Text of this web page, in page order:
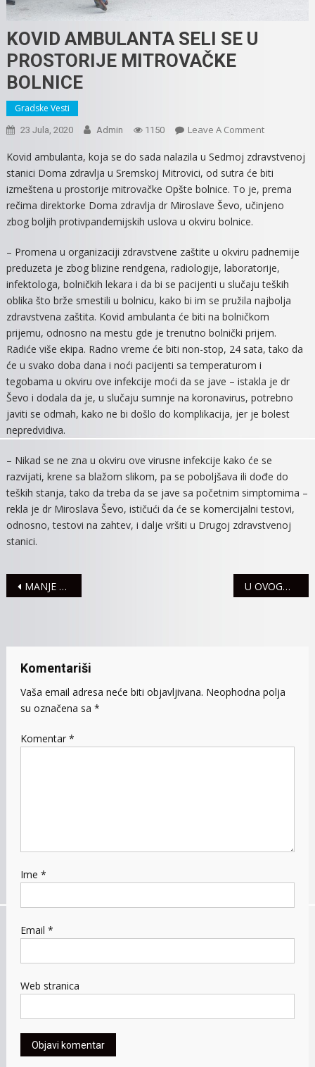
KOVID AMBULANTA SELI SE U
PROSTORIJE MITROVAČKE
BOLNICE
Gradske Vesti
23 Jula, 2020 Admin 1150 Leave A CommentOn
AMBULANTA
SELI
SE
U
BOLNICE
Kovid ambulanta, koja se do sada nalazila u Sedmoj zdravstvenoj
stanici Doma zdravlja u Sremskoj Mitrovici, od sutra će biti
izmeštena u prostorije mitrovačke Opšte bolnice. To je, prema
rečima direktorke Doma zdravlja dr Miroslave Ševo, učinjeno
zbog boljih protivpandemijskih uslova u okviru bolnice.
– Promena u organizaciji zdravstvene zaštite u okviru padnemije
preduzeta je zbog blizine rendgena, radiologije, laboratorije,
infektologa, bolničkih lekara i da bi se pacijenti u slučaju teških
oblika što brže smestili u bolnicu, kako bi im se pružila najbolja
zdravstvena zaštita. Kovid ambulanta će biti na bolničkom
prijemu, odnosno na mestu gde je trenutno bolnički prijem.
Radiće više ekipa. Radno vreme će biti non-stop, 24 sata, tako da
će u svako doba dana i noći pacijenti sa temperaturom i
tegobama u okviru ove infekcije moći da se jave – istakla je dr
Ševo i dodala da je, u slučaju sumnje na koronavirus, potrebno
javiti se odmah, kako ne bi došlo do komplikacija, jer je bolest
nepredvidiva.
– Nikad se ne zna u okviru ove virusne infekcije kako će se
razvijati, krene sa blažom slikom, pa se poboljšava ili dođe do
teških stanja, tako da treba da se jave sa početnim simptomima –
rekla je dr Miroslava Ševo, ističući da će se komercijalni testovi,
odnosno, testovi na zahtev, i dalje vršiti u Drugoj zdravstvenoj
stanici.
Navigacija
MANJE PACIJENATA U MITROVAČKOJ BOLNICI, U POSLEDNJA DVA DANA PREMINULA DVA PACIJENTA U OVOGODIŠNJOJ AKCIJI PRIKUPLJENO OKO TRI TONE PESTICIDNOG OTPADA
Komentariši
Vaša email adresa neće biti objavljivana. Neophodna polja
su označena sa *
Komentar *
Ime *
Email *
Web stranica